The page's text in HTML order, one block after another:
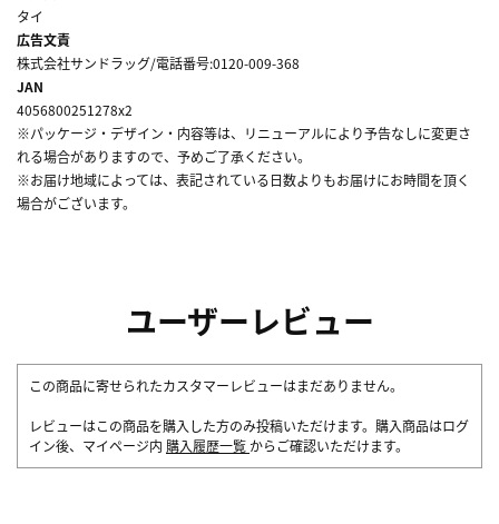
タイ
広告文責
株式会社サンドラッグ/電話番号:0120-009-368
JAN
4056800251278x2
※パッケージ・デザイン・内容等は、リニューアルにより予告なしに変更さ
れる場合がありますので、予めご了承ください。
※お届け地域によっては、表記されている日数よりもお届けにお時間を頂く
場合がございます。
ユーザーレビュー
この商品に寄せられたカスタマーレビューはまだありません。
レビューはこの商品を購入した方のみ投稿いただけます。購入商品はログ
イン後、マイページ内 購入履歴一覧 からご確認いただけます。